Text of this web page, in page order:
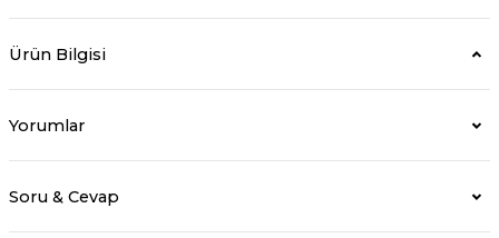
Ürün Bilgisi
Yorumlar
Soru & Cevap